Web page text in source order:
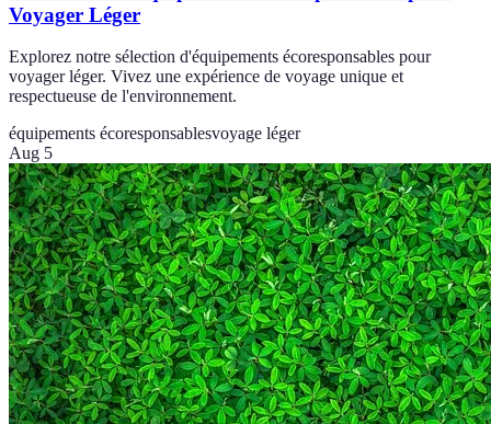
Voyager Léger
Explorez notre sélection d'équipements écoresponsables pour
voyager léger. Vivez une expérience de voyage unique et
respectueuse de l'environnement.
équipements écoresponsablesvoyage léger
Aug 5